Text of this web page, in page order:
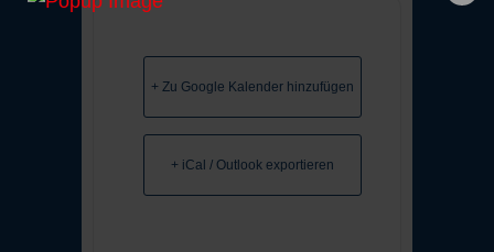
+ Zu Google Kalender hinzufügen
+ iCal / Outlook exportieren